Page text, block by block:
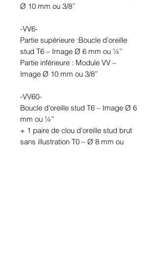
Ø 10 mm ou 3/8’’
-VV6-
Partie supérieure :Boucle d’oreille
stud T6 – Image Ø 6 mm ou ¼’’
Partie inférieure : Module VV –
Image Ø 10 mm ou 3/8’’
-VV60-
Boucle d’oreille stud T6 – Image Ø 6
mm ou ¼’’
+ 1 paire de clou d’oreille stud brut
sans illustration T0 – Ø 8 mm ou